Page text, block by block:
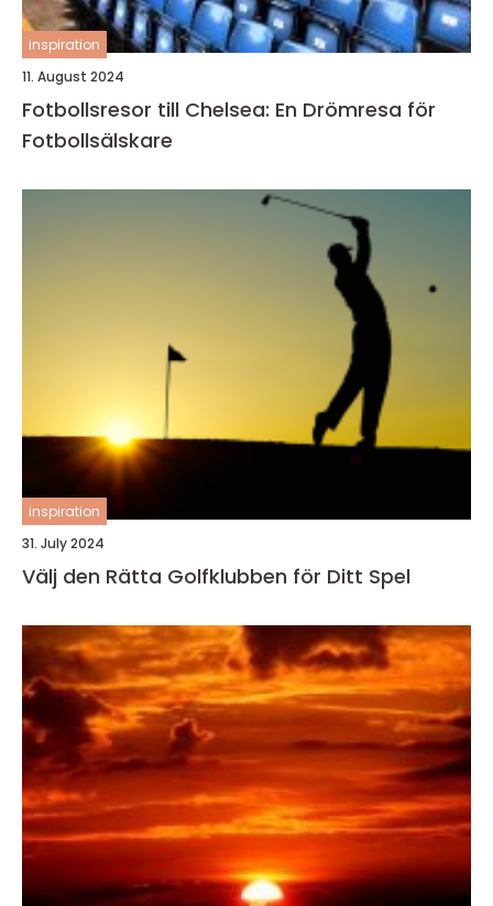
inspiration
11. August 2024
Fotbollsresor till Chelsea: En Drömresa för
Fotbollsälskare
inspiration
31. July 2024
Välj den Rätta Golfklubben för Ditt Spel